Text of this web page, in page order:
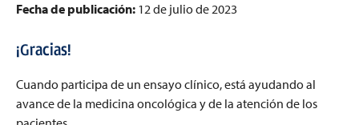
Fecha de publicación: 12 de julio de 2023
¡Gracias!
Cuando participa de un ensayo clínico, está ayudando al
avance de la medicina oncológica y de la atención de los